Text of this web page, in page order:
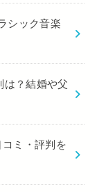
シック音楽
？結婚や父
ミ・評判を